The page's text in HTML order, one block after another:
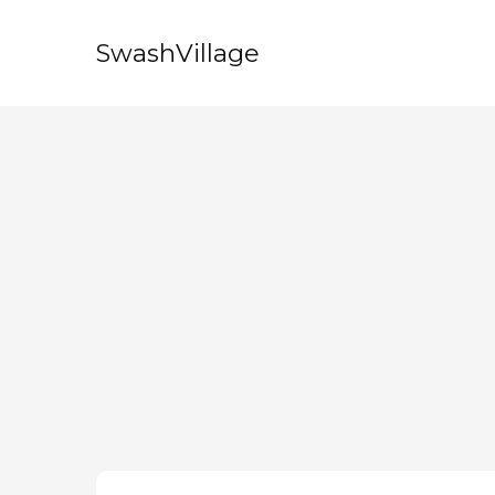
SwashVillage